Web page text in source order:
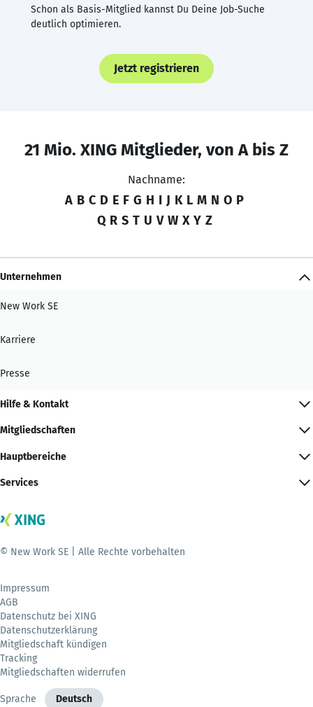
Schon als Basis-Mitglied kannst Du Deine Job-Suche
deutlich optimieren.
Jetzt registrieren
21 Mio. XING Mitglieder, von A bis Z
Nachname:
A B C D E F G H I J K L M N O P
Q R S T U V W X Y Z
Unternehmen
New Work SE
Karriere
Presse
Hilfe & Kontakt
Mitgliedschaften
Hauptbereiche
Services
© New Work SE | Alle Rechte vorbehalten
Impressum
AGB
Datenschutz bei XING
Datenschutzerklärung
Mitgliedschaft kündigen
Tracking
Mitgliedschaften widerrufen
Sprache Deutsch